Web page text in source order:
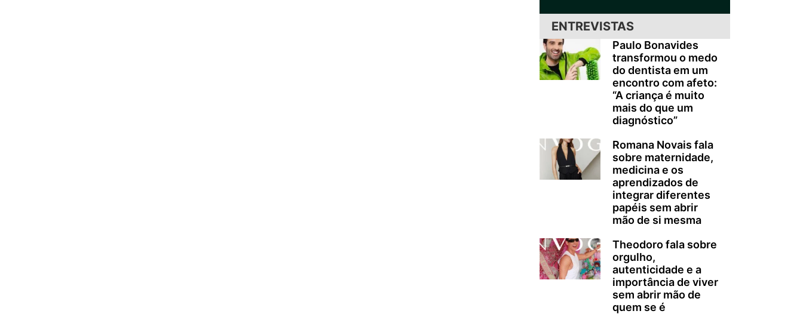
ENTREVISTAS
Paulo Bonavides
transformou o medo
do dentista em um
encontro com afeto:
“A criança é muito
mais do que um
diagnóstico”
Romana Novais fala
sobre maternidade,
medicina e os
aprendizados de
integrar diferentes
papéis sem abrir
mão de si mesma
Theodoro fala sobre
orgulho,
autenticidade e a
importância de viver
sem abrir mão de
quem se é